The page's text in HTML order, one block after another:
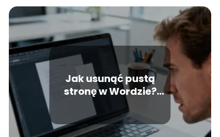
Jak usunąć pustą
stronę w Wordzie?
Sprawdzone sposoby